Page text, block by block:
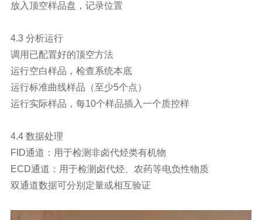
放入顶空样品盘，记录位置
4.3 分析运行
调用已配置好的顶空方法
运行空白样品，检查系统本底
运行标准曲线样品（至少5个点）
运行实际样品，每10个样品插入一个质控样
4.4 数据处理
FID通道：用于检测非卤代烃类有机物
ECD通道：用于检测卤代烃、农药等电负性物质
双通道数据可分别定量或相互验证